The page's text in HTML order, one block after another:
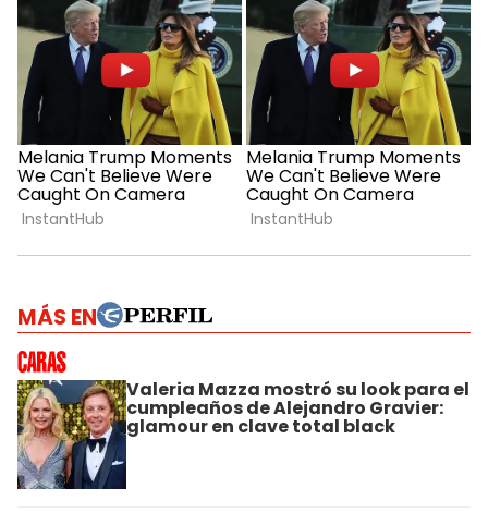
MÁS EN
Valeria Mazza mostró su look para el
cumpleaños de Alejandro Gravier:
glamour en clave total black